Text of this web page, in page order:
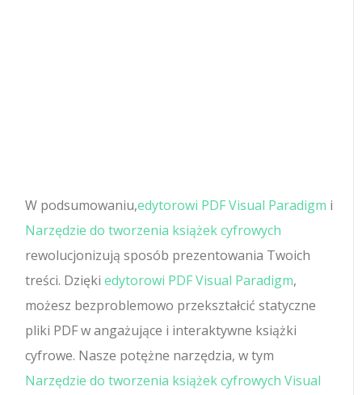
W podsumowaniu,edytorowi PDF Visual Paradigm i
Narzędzie do tworzenia książek cyfrowych
rewolucjonizują sposób prezentowania Twoich
treści. Dziękiedytorowi PDF Visual Paradigm,
możesz bezproblemowo przekształcić statyczne
pliki PDF w angażujące i interaktywne książki
cyfrowe. Nasze potężne narzędzia, w tym
Narzędzie do tworzenia książek cyfrowych Visual